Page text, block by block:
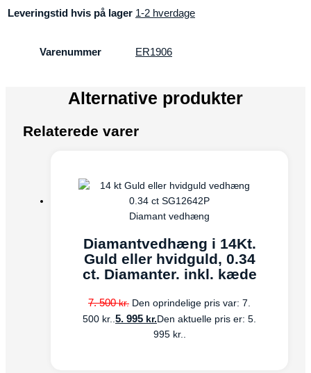
Leveringstid hvis på lager 1-2 hverdage
Varenummer ER1906
Alternative produkter
Relaterede varer
Diamant vedhæng
Diamantvedhæng i 14Kt.
Guld eller hvidguld, 0.34
ct. Diamanter. inkl. kæde
7. 500kr. Den oprindelige pris var: 7.
500 kr.. 5. 995 kr.Den aktuelle pris er: 5.
995 kr..